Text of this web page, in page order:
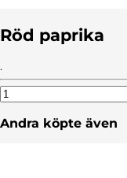
Röd paprika
.
Andra köpte även